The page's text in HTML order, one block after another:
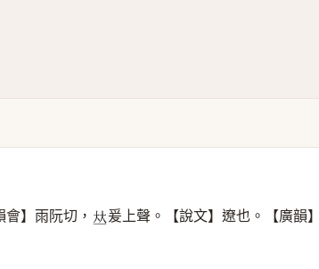
會】雨阮切， 𠀤爰上聲。【說文】遼也。【廣韻